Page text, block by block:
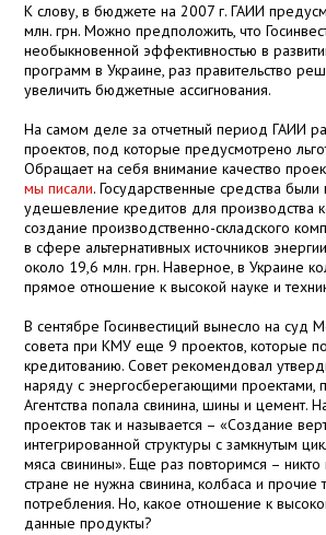
К слову, в бюджете на 2007 г. ГАИИ
млн. грн. Можно предположить, что
необыкновенной эффективностью в
программ в Украине, раз правительство
увеличить бюджетные ассигнования.
На самом деле за отчетный период ГАИИ
проектов, под которые предусмотрено
Обращает на себя внимание качество
мы писали. Государственные средства
удешевление кредитов для производства
создание производственно-складского
в сфере альтернативных источников
около 19,6 млн. грн. Наверное, в Украине
прямое отношение к высокой науке и
В сентябре Госинвестиций вынесло на суд
совета при КМУ еще 9 проектов, которые
кредитованию. Совет рекомендовал
наряду с энергосберегающими проектами,
Агентства попала свинина, шины и цемент.
проектов так и называется – «Создание
интегрированной структуры с замкнутым
мяса свинины». Еще раз повторимся – никто
стране не нужна свинина, колбаса и
потребления. Но, какое отношение к
данные продукты?